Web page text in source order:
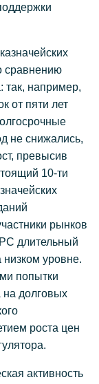
сравнению
так, например,
от пяти лет
не снижались,
превысив
10-ти
рынков
длительный
уровне.
попытки
на долговых
роста цен
активность